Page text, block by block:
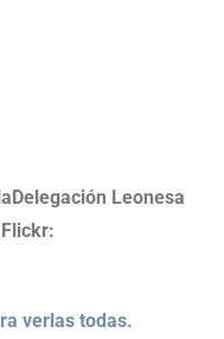
Leonesa
verlas todas.